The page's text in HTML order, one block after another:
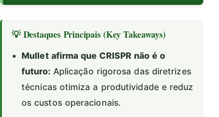
💡 Destaques Principais (Key Takeaways)
Mullet afirma que CRISPR não é o
futuro:Aplicação rigorosa das diretrizes
técnicas otimiza a produtividade e reduz
os custos operacionais.